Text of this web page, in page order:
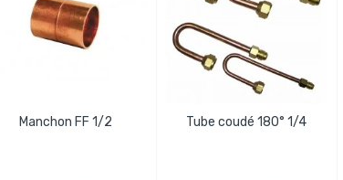
Manchon FF 1/2 Tube coudé 180° 1/4